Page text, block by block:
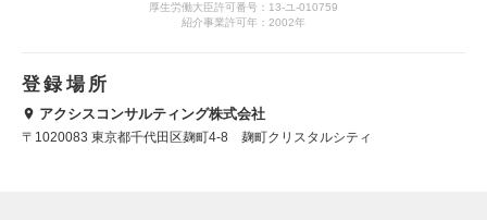
厚生労働大臣許可番号：13-ユ-010759
紹介事業許可年：2002年
登録場所
アクシスコンサルティング株式会社
〒1020083 東京都千代田区麹町4-8 麹町クリスタルシティ